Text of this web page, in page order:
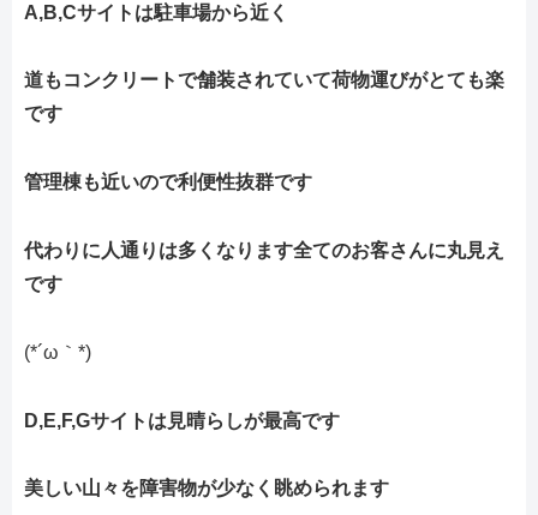
A,B,Cサイトは駐車場から近く
道もコンクリートで舗装されていて荷物運びがとても楽
です
管理棟も近いので利便性抜群です
代わりに人通りは多くなります全てのお客さんに丸見え
です
(*´ω｀*)
D,E,F,Gサイトは見晴らしが最高です
美しい山々を障害物が少なく眺められます